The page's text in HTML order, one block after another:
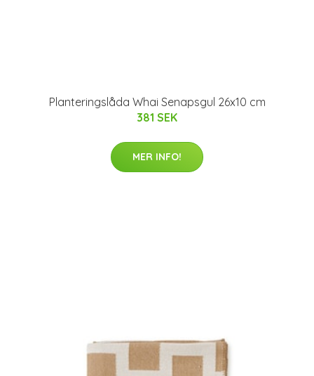
Planteringslåda Whai Senapsgul 26x10 cm
381 SEK
MER INFO!